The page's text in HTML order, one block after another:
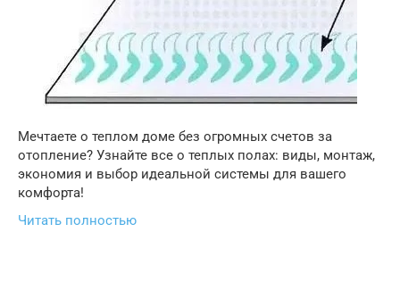
Мечтаете о теплом доме без огромных счетов за
отопление? Узнайте все о теплых полах: виды, монтаж,
экономия и выбор идеальной системы для вашего
комфорта!
Читать полностью